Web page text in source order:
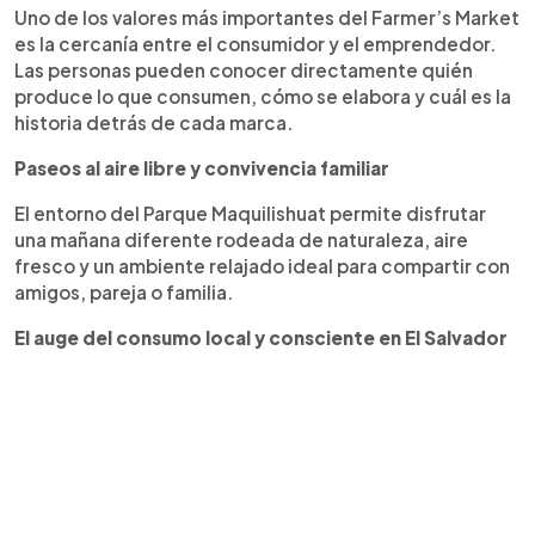
Uno de los valores más importantes del Farmer’s Market
es la cercanía entre el consumidor y el emprendedor.
Las personas pueden conocer directamente quién
produce lo que consumen, cómo se elabora y cuál es la
historia detrás de cada marca.
Paseos al aire libre y convivencia familiar
El entorno del Parque Maquilishuat permite disfrutar
una mañana diferente rodeada de naturaleza, aire
fresco y un ambiente relajado ideal para compartir con
amigos, pareja o familia.
El auge del consumo local y consciente en El Salvador